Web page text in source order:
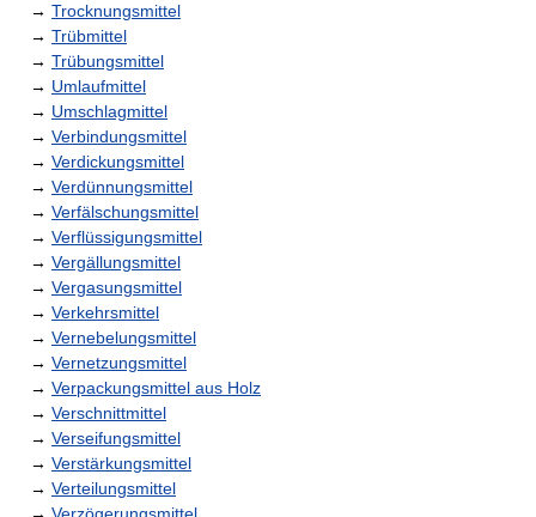
→ Trocknungsmittel
→ Trübmittel
→ Trübungsmittel
→ Umlaufmittel
→ Umschlagmittel
→ Verbindungsmittel
→ Verdickungsmittel
→ Verdünnungsmittel
→ Verfälschungsmittel
→ Verflüssigungsmittel
→ Vergällungsmittel
→ Vergasungsmittel
→ Verkehrsmittel
→ Vernebelungsmittel
→ Vernetzungsmittel
→ Verpackungsmittel aus Holz
→ Verschnittmittel
→ Verseifungsmittel
→ Verstärkungsmittel
→ Verteilungsmittel